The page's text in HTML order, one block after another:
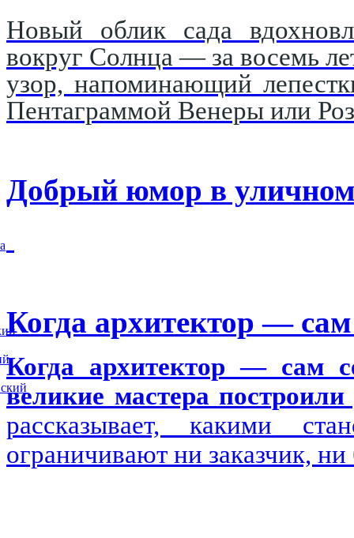
Новый облик сада
вокруг Солнца — за восемь
узор, напоминающий
Пентаграммой Венеры или
Добрый юмор в уличном
Когда архитектор — сам
Когда архитектор — сам
великие мастера построили
рассказывает, какими
ограничивают ни заказчик,